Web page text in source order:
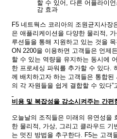
할 수 있어 다른 어플라이언
감 효과
F5 네트웍스 코리아의 조원균지사장
은 애플리케이션을 다양한 물리적
루션들을 통해 지원하고 있는 것을
ON 2200을 이용하면 고객들은 언제
할 수 있는 역량을 유지하는 동시에
한 프로세싱 파워를 추가할 수 있다
께 배치하고자 하는 고객들은 통합된
의 각 자원들을 쉽게 결합할 수 있다”
비용 및 복잡성을 감소시켜주는 간편
오늘날의 조직들은 미래의 유연성을
한 물리적 가상 그리고 클라우드 기
는 멋진 방법을 추구한다 . F5는 고객